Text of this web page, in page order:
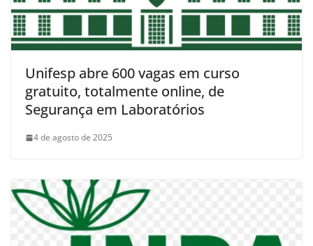
Unifesp abre 600 vagas em curso
gratuito, totalmente online, de
Segurança em Laboratórios
4 de agosto de 2025